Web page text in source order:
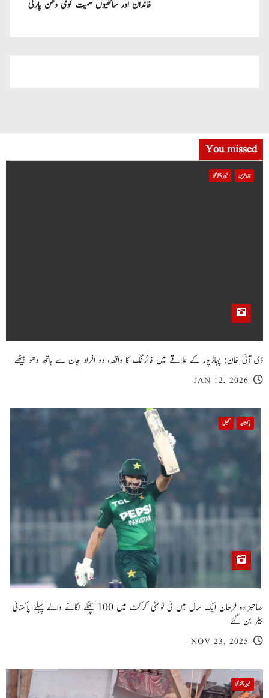
خاندان اور ساتھیوں سمیت قومی وطن پارٹی
You missed
تازہ ترین خیبر پختونخوا
ڈی آئی خان: پہاڑپور کے علاقے میں فائرنگ کا واقعہ، دو افراد جان سے ہاتھ دھو بیٹھے
JAN 12, 2026
پاکستان کھیل
صاحبزادہ فرحان ایک سال میں ٹی ٹوئنٹی کرکٹ میں 100 چھکے لگانے والے پہلے پاکستانی
بیٹر بن گئے
NOV 23, 2025
خیبر پختونخوا